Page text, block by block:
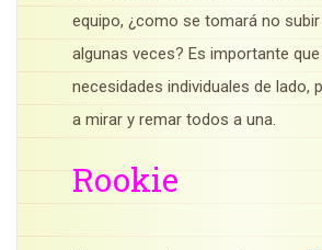
equipo, ¿como se tomará no
algunas veces? Es importante
necesidades individuales de lado,
a mirar y remar todos a una.
Rookie